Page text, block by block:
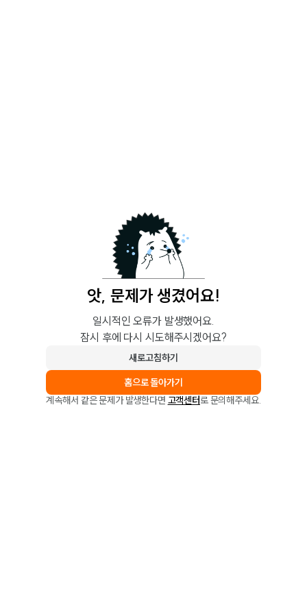
앗, 문제가 생겼어요!
일시적인 오류가 발생했어요.
잠시 후에 다시 시도해주시겠어요?
새로고침하기
홈으로 돌아가기
계속해서 같은 문제가 발생한다면 고객센터로 문의해주세요.